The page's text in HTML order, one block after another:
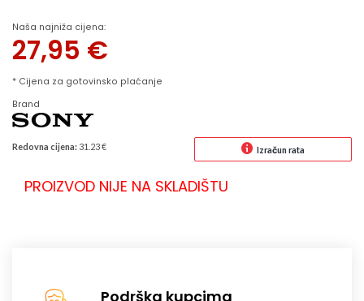
Naša najniža cijena:
27,95 €
* Cijena za gotovinsko plaćanje
Brand
Redovna cijena: 31.23 € Izračun rata
PROIZVOD NIJE NA SKLADIŠTU
Podrška kupcima